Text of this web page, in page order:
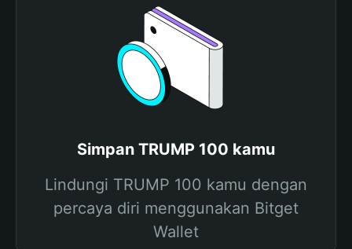
Simpan TRUMP 100 kamu
Lindungi TRUMP 100 kamu dengan
percaya diri menggunakan Bitget
Wallet